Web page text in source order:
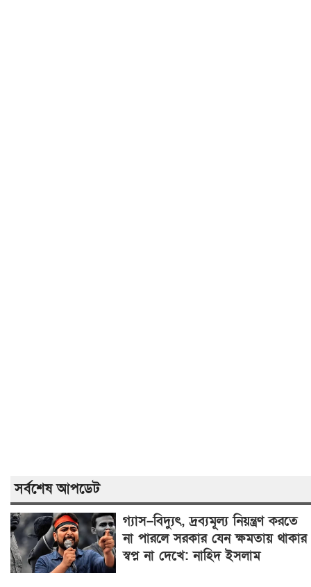
সর্বশেষ আপডেট
গ্যাস–বিদ্যুৎ, দ্রব্যমূল্য নিয়ন্ত্রণ করতে
না পারলে সরকার যেন ক্ষমতায় থাকার
স্বপ্ন না দেখে: নাহিদ ইসলাম